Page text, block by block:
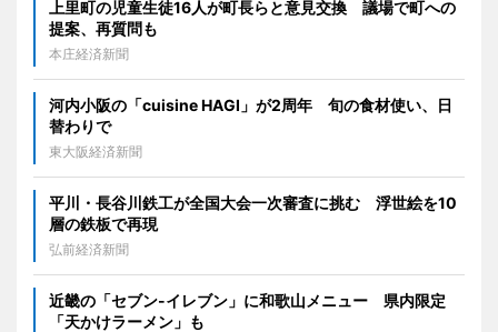
上里町の児童生徒16人が町長らと意見交換 議場で町への
提案、再質問も
本庄経済新聞
河内小阪の「cuisine HAGI」が2周年 旬の食材使い、日
替わりで
東大阪経済新聞
平川・長谷川鉄工が全国大会一次審査に挑む 浮世絵を10
層の鉄板で再現
弘前経済新聞
近畿の「セブン-イレブン」に和歌山メニュー 県内限定
「天かけラーメン」も